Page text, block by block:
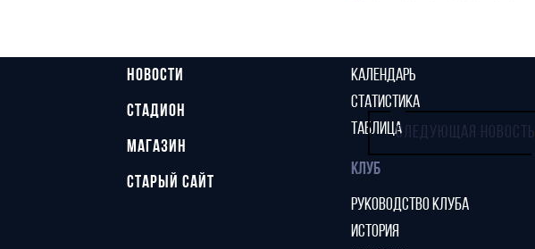
СЛЕДУЮЩАЯ НОВОСТЬ
НОВОСТИ
СТАДИОН
МАГАЗИН
СТАРЫЙ САЙТ
КАЛЕНДАРЬ
СТАТИСТИКА
ТАБЛИЦА
КЛУБ
РУКОВОДСТВО КЛУБА
ИСТОРИЯ